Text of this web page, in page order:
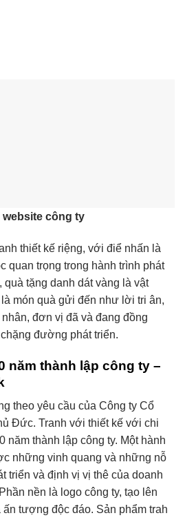
website công ty
thiết kế riệng, với điể nhấn là
quan trọng trong hành trình phát
tặng danh dát vàng là vật
món quà gửi đến như lời tri ân,
đơn vị đã và đang đồng
đường phát triển.
năm thành lập công ty –
theo yêu cầu của Công ty Cổ
Đức. Tranh với thiết kế với chi
năm thành lập công ty. Một hành
những vinh quang và những nỗ
triển và định vị vị thê của doanh
nền là logo công ty, tạo lên
ấn tượng độc đáo. Sản phẩm trah